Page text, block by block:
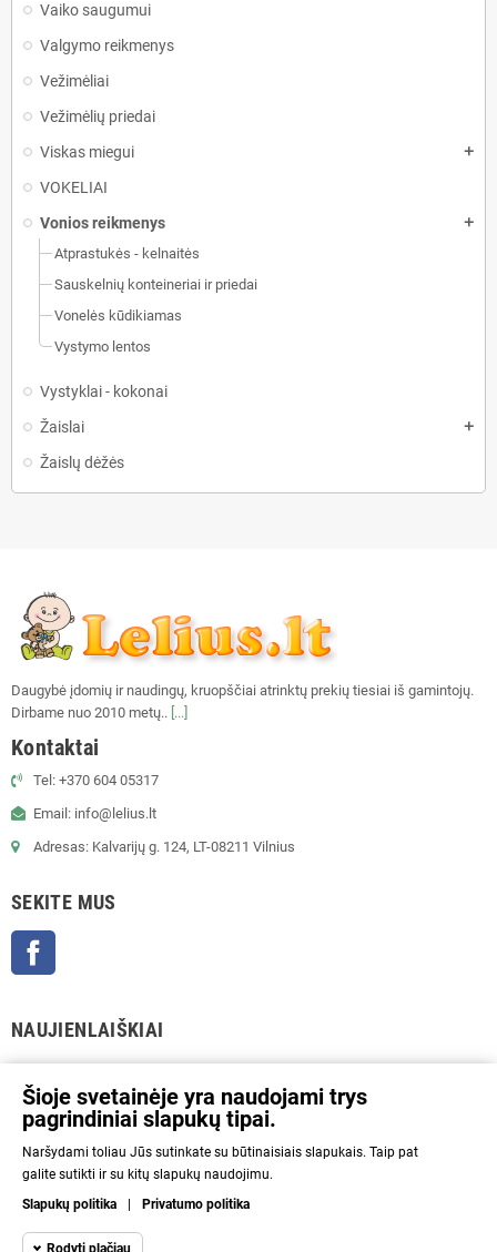
Vaiko saugumui
Valgymo reikmenys
Vežimėliai
Vežimėlių priedai
Viskas miegui
add
VOKELIAI
Vonios reikmenys
add
Atprastukės - kelnaitės
Sauskelnių konteineriai ir priedai
Vonelės kūdikiamas
Vystymo lentos
Vystyklai - kokonai
Žaislai
add
Žaislų dėžės
Daugybė įdomių ir naudingų, kruopščiai atrinktų prekių tiesiai iš gamintojų.
Dirbame nuo 2010 metų.. [...]
Kontaktai
Tel: +370 604 05317
Email: info@lelius.lt
Adresas: Kalvarijų g. 124, LT-08211 Vilnius
SEKITE MUS
NAUJIENLAIŠKIAI
informaciją rasite parduotuvės taisyklėse.
Aš sutinku su Privatumo politika ir asmens duomenų tvarkymu.
Šioje svetainėje yra naudojami trys
pagrindiniai slapukų tipai.
Naršydami toliau Jūs sutinkate su būtinaisiais slapukais. Taip pat
galite sutikti ir su kitų slapukų naudojimu.
Slapukų politika
Privatumo politika
Rodyti plačiau